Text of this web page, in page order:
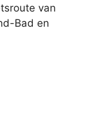
van
Bad en